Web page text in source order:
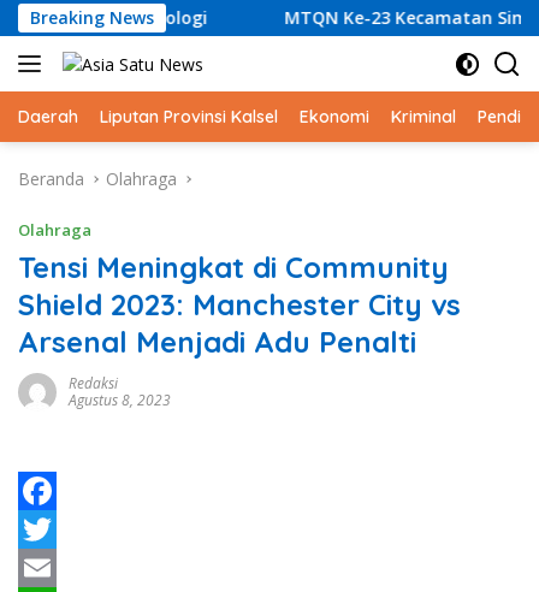
Langsung
ke
konten
Breaking News
Hidrometeorologi MTQN Ke-23 Kecamatan Simpang
Daerah Liputan Provinsi Kalsel Ekonomi Kriminal
Beranda Olahraga
Olahraga
Tensi Meningkat di Community
Shield 2023: Manchester City vs
Arsenal Menjadi Adu Penalti
Redaksi
Agustus 8, 2023
F
aT